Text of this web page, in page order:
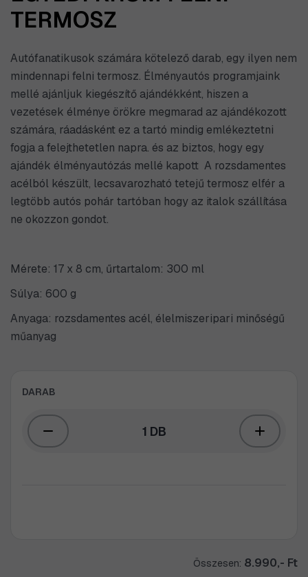
TERMOSZ
Autófanatikusok számára kötelező darab, egy ilyen nem
mindennapi felni termosz. Élményautós programjaink
mellé ajánljuk kiegészítő ajándékként, hiszen a
vezetések élménye örökre megmarad az ajándékozott
számára, ráadásként ez a tartó mindig emlékeztetni
fogja a felejthetetlen napra. és az biztos, hogy egy
ajándék élményautózás mellé kapott A rozsdamentes
acélból készült, lecsavarozható tetejű termosz elfér a
legtöbb autós pohár tartóban hogy az italok szállítása
ne okozzon gondot.
Mérete: 17 x 8 cm, űrtartalom: 300 ml
Súlya: 600 g
Anyaga: rozsdamentes acél, élelmiszeripari minőségű
műanyag
DARAB
1 DB
Összesen: 8.990,- Ft